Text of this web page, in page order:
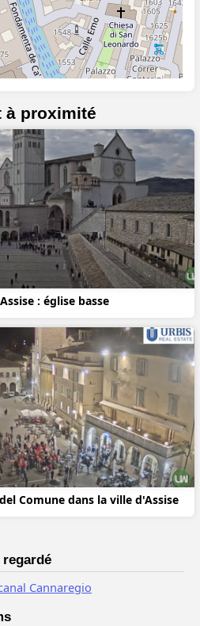
à proximité
: église basse
Comune dans la ville d'Assise
Cannaregio